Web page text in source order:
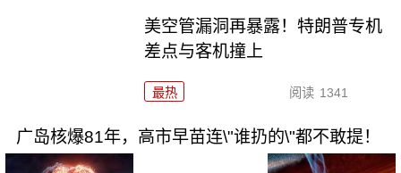
美空管漏洞再暴露！特朗普专机
差点与客机撞上
最热 阅读 1341
广岛核爆81年，高市早苗连\"谁扔的\"都不敢提！